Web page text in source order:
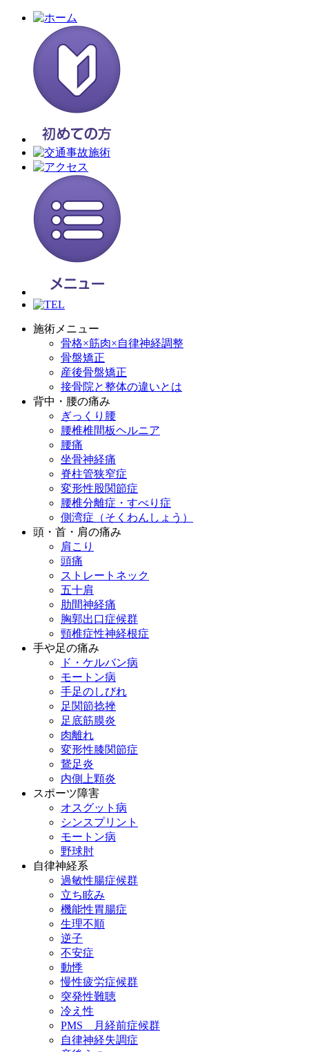
施術メニュー
骨格×筋肉×自律神経調整
骨盤矯正
産後骨盤矯正
接骨院と整体の違いとは
背中・腰の痛み
ぎっくり腰
腰椎椎間板ヘルニア
腰痛
坐骨神経痛
脊柱管狭窄症
変形性股関節症
腰椎分離症・すべり症
側湾症（そくわんしょう）
頭・首・肩の痛み
肩こり
頭痛
ストレートネック
五十肩
肋間神経痛
胸郭出口症候群
頸椎症性神経根症
手や足の痛み
ド・ケルバン病
モートン病
手足のしびれ
足関節捻挫
足底筋膜炎
肉離れ
変形性膝関節症
鵞足炎
内側上顆炎
スポーツ障害
オスグット病
シンスプリント
モートン病
野球肘
自律神経系
過敏性腸症候群
立ち眩み
機能性胃腸症
生理不順
逆子
不安症
動悸
慢性疲労症候群
突発性難聴
冷え性
PMS 月経前症候群
自律神経失調症